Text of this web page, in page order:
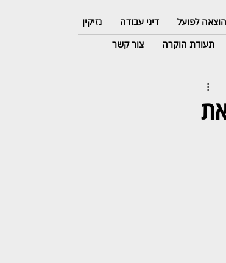
הוצאה לפועל דיני עבודה
נזיקין
תעודת הוקרה צור קשר